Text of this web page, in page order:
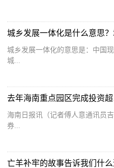
城乡发展一体化是什么意思？
城乡发展一体化的意思是：中国
城...
海南日报讯（记者傅人意通讯员
券...